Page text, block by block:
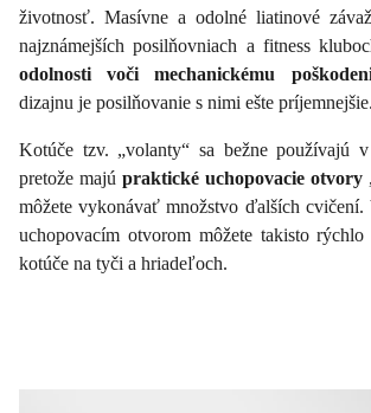
životnosť. Masívne a odolné liatinové
najznámejších posilňovniach a fitness
odolnosti voči mechanickému
dizajnu je posilňovanie s nimi ešte príjemnejšie.
Kotúče tzv. „volanty“ sa bežne používajú
pretože majú praktické uchopovacie otvory
môžete vykonávať množstvo ďalších
uchopovacím otvorom môžete takisto
kotúče na tyči a hriadeľoch.